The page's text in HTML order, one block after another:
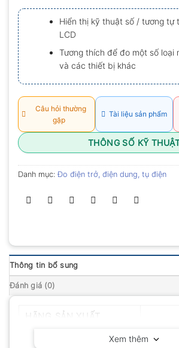
xếp
hạng
0.0
5
sao
Hiển thị kỹ thuật số / tương tự
LCD
Tương thích để đo một số loại
và các thiết bị khác
Câu hỏi thường
gặp
Tài liệu sản phẩm
THÔNG SỐ KỸ
Danh mục:Đo điện trở, điện dung, tụ điện
Thông tin bổ sung
Đánh giá (0)
Xem thêm